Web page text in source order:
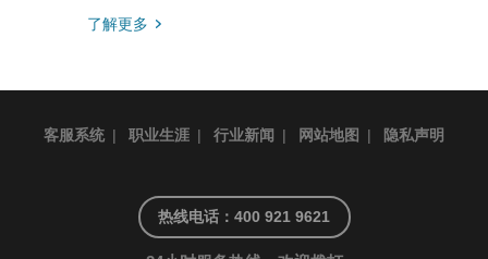
了解更多
客服系统 | 职业生涯 | 行业新闻 | 网站地图 | 隐私声明
热线电话：400 921 9621